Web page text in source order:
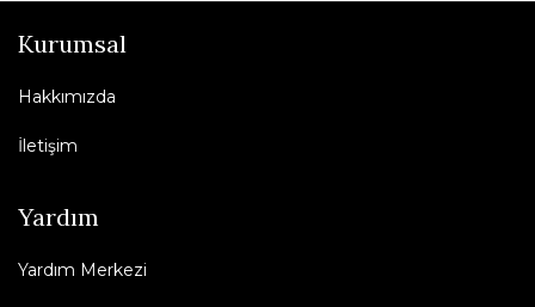
Kurumsal
Hakkımızda
İletişim
Yardım
Yardım Merkezi